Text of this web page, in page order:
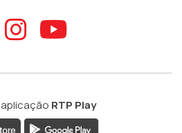
ao
Aceder ao
Aceder
RTP Play